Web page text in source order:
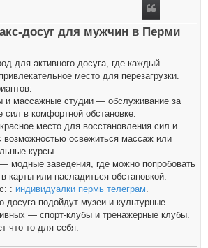
досуг для мужчин в Перми
для активного досуга, где каждый
место для перезагрузки.
и массажные студии — обслуживание за
сил в комфортной обстановке.
место для восстановления сил и
освежиться массаж или
курсы.
модные заведения, где можно попробовать
карты или насладиться обстановкой.
: индивидуалки пермь телеграм
досуга подойдут музеи и культурные
— спорт-клубы и тренажерные клубы.
что-то для себя.